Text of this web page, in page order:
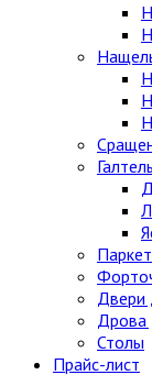
Галтель
Двери
Дрова
Столы
Прайс-лист